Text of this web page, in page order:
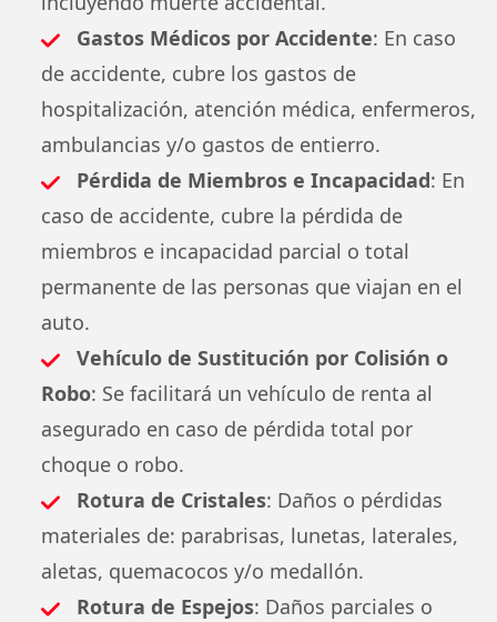
Gastos Médicos por Accidente: En caso
de accidente, cubre los gastos de
hospitalización, atención médica, enfermeros,
ambulancias y/o gastos de entierro.
Pérdida de Miembros e Incapacidad: En
caso de accidente, cubre la pérdida de
miembros e incapacidad parcial o total
permanente de las personas que viajan en el
auto.
Vehículo de Sustitución por Colisión o
Robo: Se facilitará un vehículo de renta al
asegurado en caso de pérdida total por
choque o robo.
Rotura de Cristales: Daños o pérdidas
materiales de: parabrisas, lunetas, laterales,
aletas, quemacocos y/o medallón.
Rotura de Espejos: Daños parciales o